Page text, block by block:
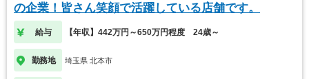
の企業！皆さん笑顔で活躍している店舗です。
給与 【年収】442万円～650万円程度 24歳～
勤務地 埼玉県 北本市